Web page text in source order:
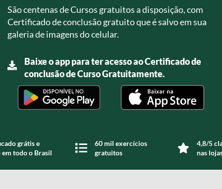
São centenas de Cursos gratuitos a disposição, com
Certificado de conclusão gratuito que é salvo em sua
galeria de imagens do celular.
Baixe o app para ter acesso ao Certificado de
conclusão de Curso Gratuitamente.
grátis e
todo o Brasil
60 mil exercícios
gratuitos
4,8/5
nas